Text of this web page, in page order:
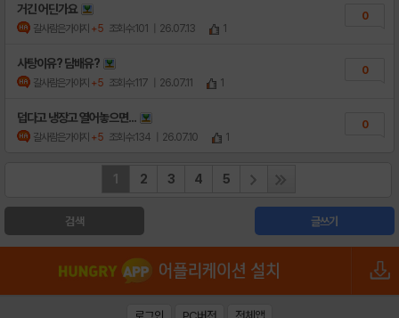
거긴 어딘가요
갈사람은가야지 +5 조회수:101 | 26.07.13 1
0
사탕이유? 담배유?
갈사람은가야지 +5 조회수:117 | 26.07.11 1
0
덥다고 냉장고 열어놓으면...
갈사람은가야지 +5 조회수:134 | 26.07.10 1
0
1 2 3 4 5
검색 글쓰기